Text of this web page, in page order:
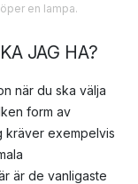
en lampa.
JAG HA?
när du ska välja
form av
kräver exempelvis
är de vanligaste